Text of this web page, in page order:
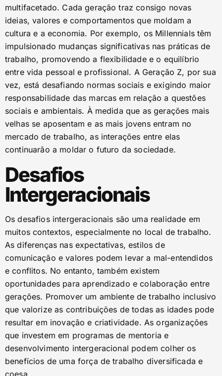
multifacetado. Cada geração traz consigo novas
ideias, valores e comportamentos que moldam a
cultura e a economia. Por exemplo, os Millennials têm
impulsionado mudanças significativas nas práticas de
trabalho, promovendo a flexibilidade e o equilíbrio
entre vida pessoal e profissional. A Geração Z, por sua
vez, está desafiando normas sociais e exigindo maior
responsabilidade das marcas em relação a questões
sociais e ambientais. À medida que as gerações mais
velhas se aposentam e as mais jovens entram no
mercado de trabalho, as interações entre elas
continuarão a moldar o futuro da sociedade.
Desafios
Intergeracionais
Os desafios intergeracionais são uma realidade em
muitos contextos, especialmente no local de trabalho.
As diferenças nas expectativas, estilos de
comunicação e valores podem levar a mal-entendidos
e conflitos. No entanto, também existem
oportunidades para aprendizado e colaboração entre
gerações. Promover um ambiente de trabalho inclusivo
que valorize as contribuições de todas as idades pode
resultar em inovação e criatividade. As organizações
que investem em programas de mentoria e
desenvolvimento intergeracional podem colher os
benefícios de uma força de trabalho diversificada e
coesa.